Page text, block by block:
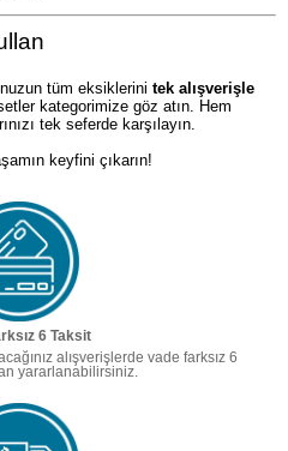
tüm eksiklerini tek alışverişle
kategorimize göz atın. Hem
tek seferde karşılayın.
keyfini çıkarın!
6 Taksit
alışverişlerde vade farksız 6
yararlanabilirsiniz.